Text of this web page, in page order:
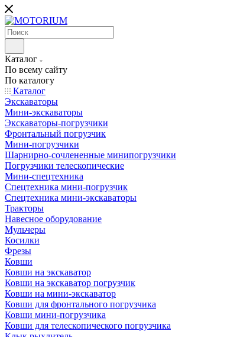
Каталог
По всему сайту
По каталогу
Каталог
Экскаваторы
Мини-экскаваторы
Экскаваторы-погрузчики
Фронтальный погрузчик
Мини-погрузчики
Шарнирно-сочлененные минипогрузчики
Погрузчики телескопические
Мини-спецтехника
Спецтехника мини-погрузчик
Спецтехника мини-экскаваторы
Тракторы
Навесное оборудование
Мульчеры
Косилки
Фрезы
Ковши
Ковши на экскаватор
Ковши на экскаватор погрузчик
Ковши на мини-экскаватор
Ковши для фронтального погрузчика
Ковши мини-погрузчика
Ковши для телескопического погрузчика